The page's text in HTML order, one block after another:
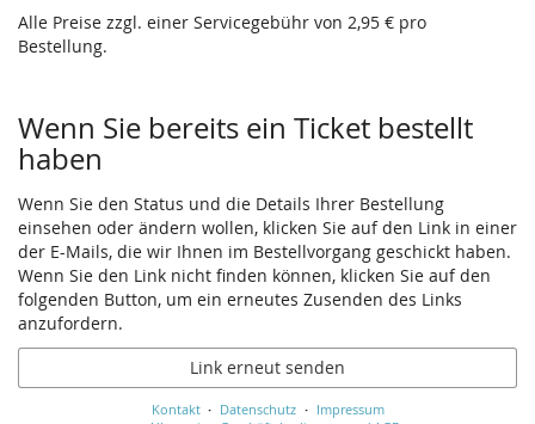
Alle Preise zzgl. einer Servicegebühr von 2,95 € pro
Bestellung.
Wenn Sie bereits ein Ticket bestellt
haben
Wenn Sie den Status und die Details Ihrer Bestellung
einsehen oder ändern wollen, klicken Sie auf den Link in einer
der E-Mails, die wir Ihnen im Bestellvorgang geschickt haben.
Wenn Sie den Link nicht finden können, klicken Sie auf den
folgenden Button, um ein erneutes Zusenden des Links
anzufordern.
Link erneut senden
Kontakt Datenschutz
Impressum